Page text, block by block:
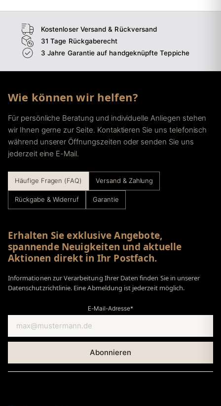
Kostenloser Versand & Rückversand
31 Tage Rückgaberecht
3 Jahre Garantie auf handgeknüpfte Teppiche
Wie können wir helfen?
Für persönliche Beratung und individuelle Anliegen stehen
wir Ihnen gerne zur Seite. Kontaktieren Sie uns telefonisch
während unserer Öffnungszeiten oder senden Sie uns
jederzeit eine E-Mail.
Häufige Fragen (FAQ) Versand & Zahlung
Rückgabe & Widerruf Garantie
Erhalten Sie exklusive Angebote,
spannende Neuigkeiten und aktuelle
Aktionen direkt in Ihr Postfach.
Informationen zur Verarbeitung Ihrer Daten finden Sie in unserer
Datenschutzrichtlinie. Eine Abmeldung ist jederzeit möglich.
E-Mail-Adresse*